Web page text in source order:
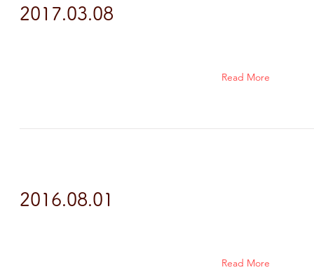
2017.03.08
Read More
2016.08.01
Read More